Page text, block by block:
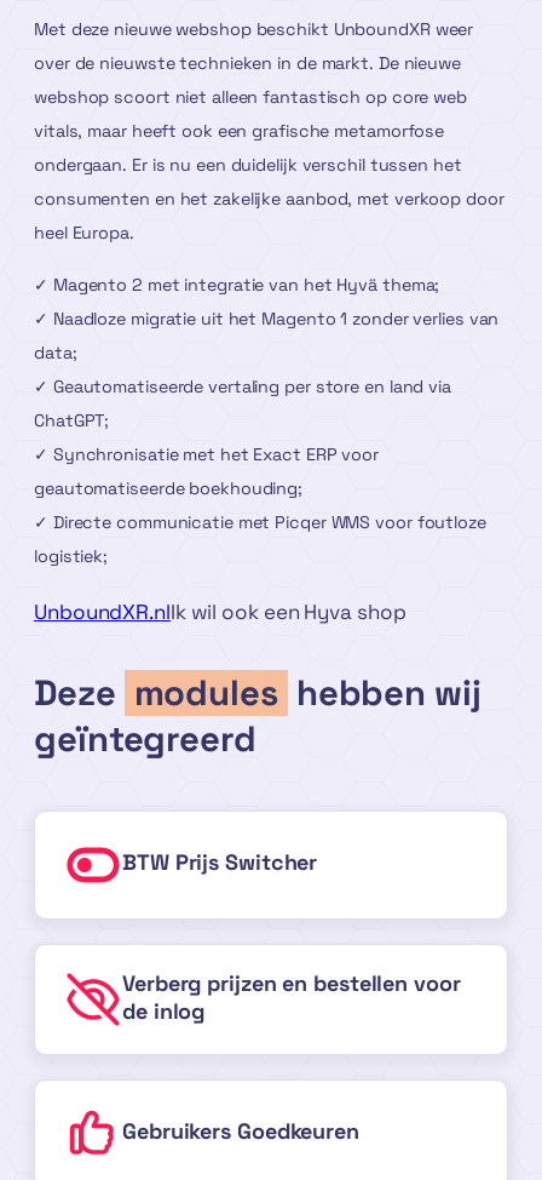
Met deze nieuwe webshop beschikt UnboundXR weer
over de nieuwste technieken in de markt. De nieuwe
webshop scoort niet alleen fantastisch op core web
vitals, maar heeft ook een grafische metamorfose
ondergaan. Er is nu een duidelijk verschil tussen het
consumenten en het zakelijke aanbod, met verkoop door
heel Europa.
✓ Magento 2 met integratie van het Hyvä thema;
✓ Naadloze migratie uit het Magento 1 zonder verlies van
data;
✓ Geautomatiseerde vertaling per store en land via
ChatGPT;
✓ Synchronisatie met het Exact ERP voor
geautomatiseerde boekhouding;
✓ Directe communicatie met Picqer WMS voor foutloze
logistiek;
UnboundXR.nlIk wil ook een Hyva shop
Deze modules hebben wij
geïntegreerd
BTW Prijs Switcher
Verberg prijzen en bestellen voor
de inlog
Gebruikers Goedkeuren